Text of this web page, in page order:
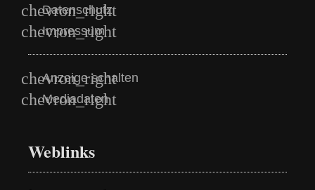
Datenschutz
Impressum
Anzeige schalten
Mediadaten
Weblinks